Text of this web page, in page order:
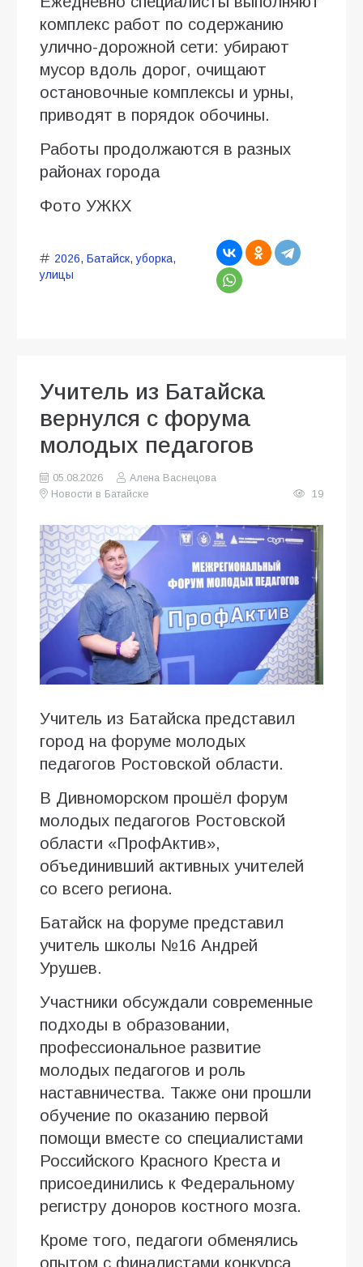
комплекс работ по содержанию
улично-дорожной сети: убирают
мусор вдоль дорог, очищают
остановочные комплексы и урны,
приводят в порядок обочины.
Работы продолжаются в разных
районах города
Фото УЖКХ
2026, Батайск,уборка,
улицы
Учитель из Батайска
вернулся с форума
молодых педагогов
05.08.2026
Алена Васнецова
Новости в Батайске
19
Учитель из Батайска представил
город на форуме молодых
педагогов Ростовской области.
В Дивноморском прошёл форум
молодых педагогов Ростовской
области «ПрофАктив»,
объединивший активных учителей
со всего региона.
Батайск на форуме представил
учитель школы №16 Андрей
Урушев.
Участники обсуждали современные
подходы в образовании,
профессиональное развитие
молодых педагогов и роль
наставничества. Также они прошли
обучение по оказанию первой
помощи вместе со специалистами
Российского Красного Креста и
присоединились к Федеральному
регистру доноров костного мозга.
Кроме того, педагоги обменялись
опытом с финалистами конкурса